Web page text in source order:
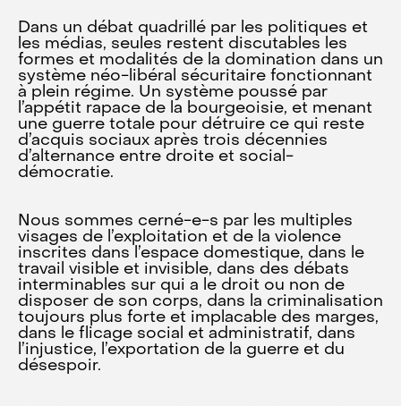
Dans un débat quadrillé par les politiques et
les médias, seules restent discutables les
formes et modalités de la domination dans un
système néo-libéral sécuritaire fonctionnant
à plein régime. Un système poussé par
l’appétit rapace de la bourgeoisie, et menant
une guerre totale pour détruire ce qui reste
d’acquis sociaux après trois décennies
d’alternance entre droite et social-
démocratie.
Nous sommes cerné-e-s par les multiples
visages de l’exploitation et de la violence
inscrites dans l’espace domestique, dans le
travail visible et invisible, dans des débats
interminables sur qui a le droit ou non de
disposer de son corps, dans la criminalisation
toujours plus forte et implacable des marges,
dans le flicage social et administratif, dans
l’injustice, l’exportation de la guerre et du
désespoir.